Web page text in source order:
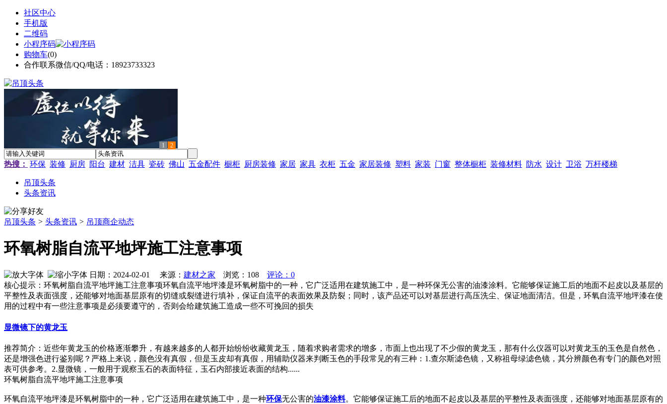
社区中心
手机版
二维码
小程序码
购物车(0)
合作联系微信/QQ/电话：18923733323
1 2
热搜： 环保 装修 厨房 阳台 建材 洁具 瓷砖 佛山 五金配件 橱柜 厨房装修 家居 家具 衣柜 五金 家居装修 塑料 家装 门窗 整体橱柜 装修材料 防水 设计 卫浴 万杆楼梯
吊顶头条
头条资讯
吊顶头条 > 头条资讯 > 吊顶商企动态
环氧树脂自流平地坪施工注意事项
日期：2024-02-01 来源： 建材之家 浏览： 108
评论：0
核心提示：环氧树脂自流平地坪施工注意事项环氧自流平地坪漆是环氧树脂中的一种，它广泛适用在建筑施工中，是一种环保无公害的油漆涂料。它能够保证施工后的地面不起皮以及基层的
平整性及表面强度，还能够对地面基层原有的切缝或裂缝进行填补，保证自流平的表面效果及防裂；同时，该产品还可以对基层进行高压洗尘、保证地面清洁。但是，环氧自流平地坪漆在使
用的过程中有一些注意事项是必须要遵守的，否则会给建筑施工造成一些不可挽回的损失
显微镜下的黄龙玉
推荐简介：近些年黄龙玉的价格逐渐攀升，有越来越多的人都开始纷纷收藏黄龙玉，随着求购者需求的增多，市面上也出现了不少假的黄龙玉，那有什么仪器可以对黄龙玉的玉色是自然色，
还是增强色进行鉴别呢？严格上来说，颜色没有真假，但是玉皮却有真假，用辅助仪器来判断玉色的手段常见的有三种：1.查尔斯滤色镜，又称祖母绿滤色镜，其分辨颜色有专门的颜色对照
表可供参考。2.显微镜，一般用于观察玉石的表面特征，玉石内部接近表面的结构......
环氧树脂自流平地坪施工注意事项
环氧自流平地坪漆是环氧树脂中的一种，它广泛适用在建筑施工中，是一种环保无公害的油漆涂料。它能够保证施工后的地面不起皮以及基层的平整性及表面强度，还能够对地面基层原有的